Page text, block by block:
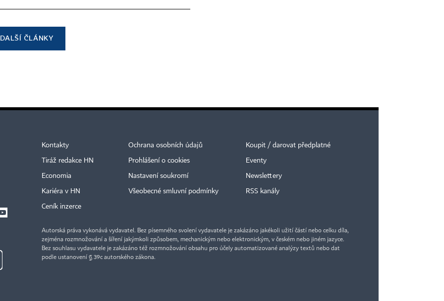
DALŠÍ ČLÁNKY
Kontakty
Tiráž redakce HN
Economia
Kariéra v HN
Ceník inzerce
Ochrana osobních údajů
Prohlášení o cookies
Nastavení soukromí
Všeobecné smluvní podmínky
Koupit / darovat předplatné
Eventy
Newslettery
RSS kanály
Autorská práva vykonává vydavatel. Bez písemného svolení vydavatele je zakázáno jakékoli užití částí nebo celku díla,
zejména rozmnožování a šíření jakýmkoli způsobem, mechanickým nebo elektronickým, v českém nebo jiném jazyce.
Bez souhlasu vydavatele je zakázáno též rozmnožování obsahu pro účely automatizované analýzy textů nebo dat
podle ustanovení § 39c autorského zákona.